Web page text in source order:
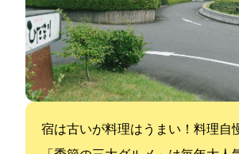
宿は古いが料理はうまい！料理